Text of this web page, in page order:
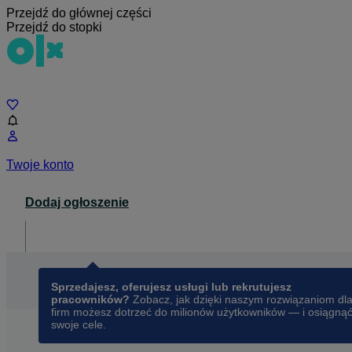
Przejdź do głównej części
Przejdź do stopki
Twoje konto
Dodaj ogłoszenie
Sprzedajesz, oferujesz usługi lub rekrutujesz
pracowników? Zobacz, jak dzięki naszym rozwiązaniom dla
firm możesz dotrzeć do milionów użytkowników — i osiągnąć
swoje cele.